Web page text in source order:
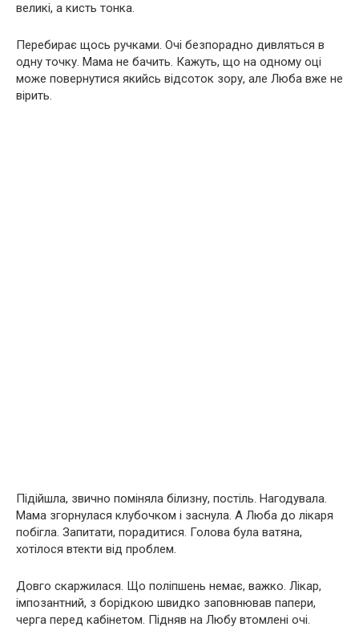
великі, а кисть тонка.
Перебирає щось ручками. Очі безпорадно дивляться в
одну точку. Мама не бачить. Кажуть, що на одному оці
може повернутися якийсь відсоток зору, але Люба вже не
вірить.
Підійшла, звично поміняла білизну, постіль. Нагодувала.
Мама згорнулася клубочком і заснула. А Люба до лікаря
побігла. Запитати, порадитися. Голова була ватяна,
хотілося втекти від проблем.
Довго скаржилася. Що поліпшень немає, важко. Лікар,
імпозантний, з борідкою швидко заповнював папери,
черга перед кабінетом. Підняв на Любу втомлені очі.